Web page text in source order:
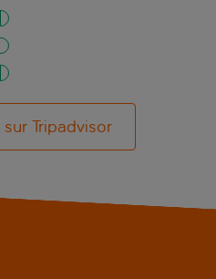
Tripadvisor